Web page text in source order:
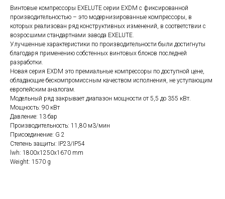
Винтовые компрессоры EXELUTE серии EXDM с фиксированной
производительностью – это модернизированные компрессоры, в
которых реализован ряд конструктивных изменений, в соответствии с
возросшими стандартнами завода EXELUTE.
Улучшенные характеристики по производительности были достигнуты
благодаря применению собстенных винтовых блоков последней
разработки.
Новая серия EXDM это премиальные компрессоры по доступной цене,
обладающие бескомпромиссным качеством исполнения, не уступающим
европейским аналогам.
Модельный ряд закрывает диапазон мощности от 5,5 до 355 кВт.
Мощность: 90 кВт
Давление: 13 бар
Производительность: 11,80 м3/мин
Присоединение: G 2
Степень защиты: IP23/IP54
lwh: 1800x1250x1670 mm
Weight: 1570 g